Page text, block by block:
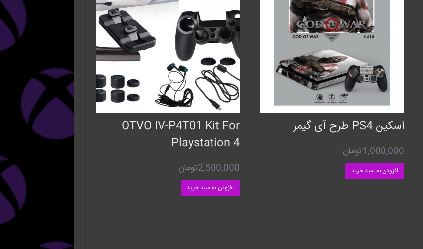
اسکین PS4 طرح آی گیمر
1,000,000تومان
افزودن به سبد خرید
OTVO IV-P4T01 Kit For
Playstation 4
2,500,000تومان
افزودن به سبد خرید